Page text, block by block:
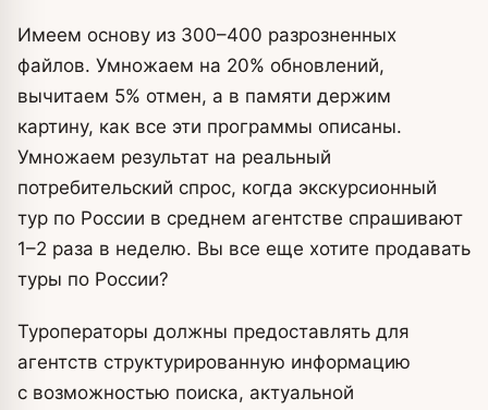
Имеем основу из 300–400 разрозненных
файлов. Умножаем на 20% обновлений,
вычитаем 5% отмен, а в памяти держим
картину, как все эти программы описаны.
Умножаем результат на реальный
потребительский спрос, когда экскурсионный
тур по России в среднем агентстве спрашивают
1–2 раза в неделю. Вы все еще хотите продавать
туры по России?
Туроператоры должны предоставлять для
агентств структурированную информацию
с возможностью поиска, актуальной